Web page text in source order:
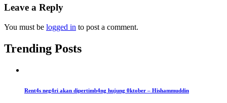
Leave a Reply
You must be logged in to post a comment.
Trending Posts
Rent4s neg4ri akan dipertimb4ng hujung 0ktober – Hishammuddin